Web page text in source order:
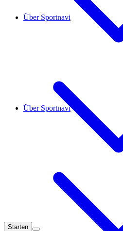
Über Sportnavi
Starten
Über Sportnavi